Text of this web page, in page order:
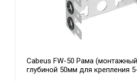
Cabeus FW-50 Рама
глубиной 50мм для крепления